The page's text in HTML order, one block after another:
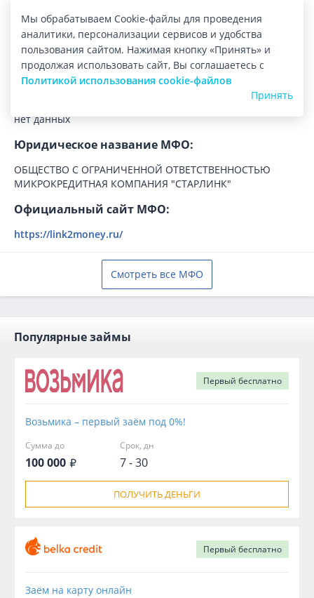
Лицензия:
2503336010195 от 29.10.2025
Регистрационный номер:
2503336010195
нет данных
Юридическое название МФО:
ОБЩЕСТВО С ОГРАНИЧЕННОЙ ОТВЕТСТВЕННОСТЬЮ
МИКРОКРЕДИТНАЯ КОМПАНИЯ "СТАРЛИНК"
Официальный сайт МФО:
https://link2money.ru/
Смотреть все МФО
Популярные займы
Первый бесплатно
Возьмика – первый заём под 0%!
Сумма до
100 000
Срок, дн
7 - 30
ПОЛУЧИТЬ ДЕНЬГИ
Первый бесплатно
Заём на карту онлайн
Мы обрабатываем Cookie-файлы для проведения
аналитики, персонализации сервисов и удобства
пользования сайтом. Нажимая кнопку «Принять» и
продолжая использовать сайт, Вы соглашаетесь с
Политикой использования cookie-файлов
Принять